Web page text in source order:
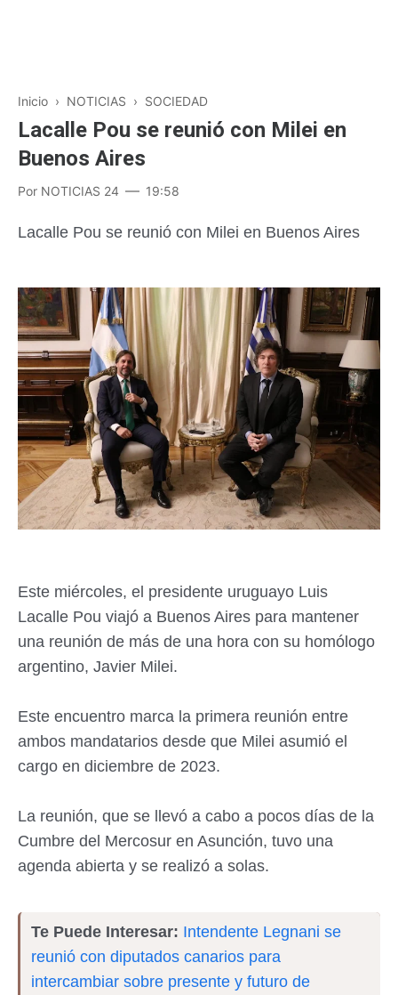
Inicio › NOTICIAS › SOCIEDAD
Lacalle Pou se reunió con Milei en
Buenos Aires
Por NOTICIAS 24 19:58
Lacalle Pou se reunió con Milei en Buenos Aires
Este miércoles, el presidente uruguayo Luis
Lacalle Pou viajó a Buenos Aires para mantener
una reunión de más de una hora con su homólogo
argentino, Javier Milei.
Este encuentro marca la primera reunión entre
ambos mandatarios desde que Milei asumió el
cargo en diciembre de 2023.
La reunión, que se llevó a cabo a pocos días de la
Cumbre del Mercosur en Asunción, tuvo una
agenda abierta y se realizó a solas.
Te Puede Interesar: Intendente Legnani se
reunió con diputados canarios para
intercambiar sobre presente y futuro de